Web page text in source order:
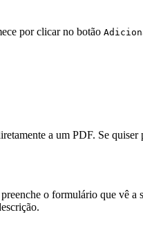
por clicar no botão
a um PDF. Se
o formulário que vê a